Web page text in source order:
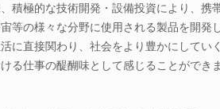
積極的な技術開発・設備投資により、携
等の様々な分野に使用される製品を開発
に直接関わり、社会をより豊かにしてい
る仕事の醍醐味として感じることができま